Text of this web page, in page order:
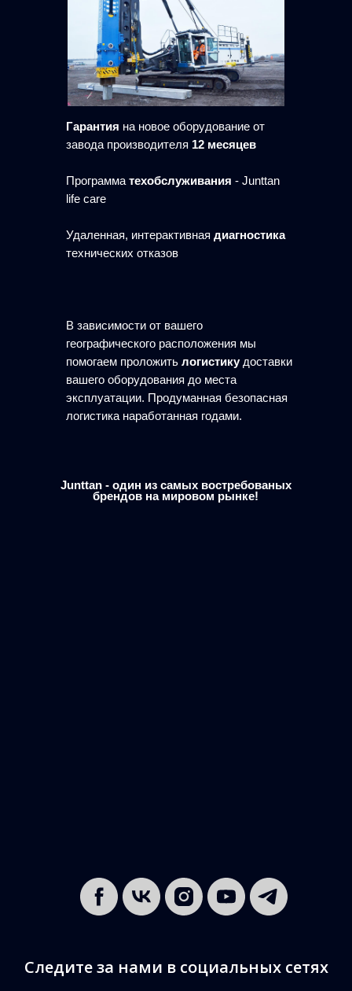
Гарантия на новое оборудование от
завода производителя 12 месяцев
Программа техобслуживания - Junttan
life care
Удаленная, интерактивная диагностика
технических отказов
В зависимости от вашего
географического расположения мы
помогаем проложить логистику доставки
вашего оборудования до места
эксплуатации. Продуманная безопасная
логистика наработанная годами.
Junttan - один из самых востребованых
брендов на мировом рынке!
Следите за нами в социальных сетях